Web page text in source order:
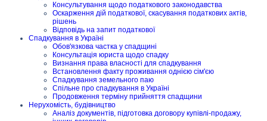
Консультування щодо податкового законодавства
Оскарження дій податкової, скасування податкових актів,
рішень
Відповідь на запит податкової
Спадкування в Україні
Обов'язкова частка у спадщині
Консультація юриста щодо спадку
Визнання права власності для спадкування
Встановлення факту проживання однією сім'єю
Спадкування земельного паю
Спільне про спадкування в Україні
Продовження терміну прийняття спадщини
Нерухомість, будівництво
Аналіз документів, підготовка договору купівлі-продажу,